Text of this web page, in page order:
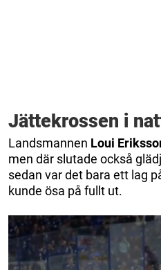
Jättekrossen i
Landsmannen Loui
men där slutade också
sedan var det bara ett lag
kunde ösa på fullt ut.